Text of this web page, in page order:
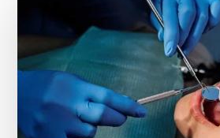
carico
immediato!